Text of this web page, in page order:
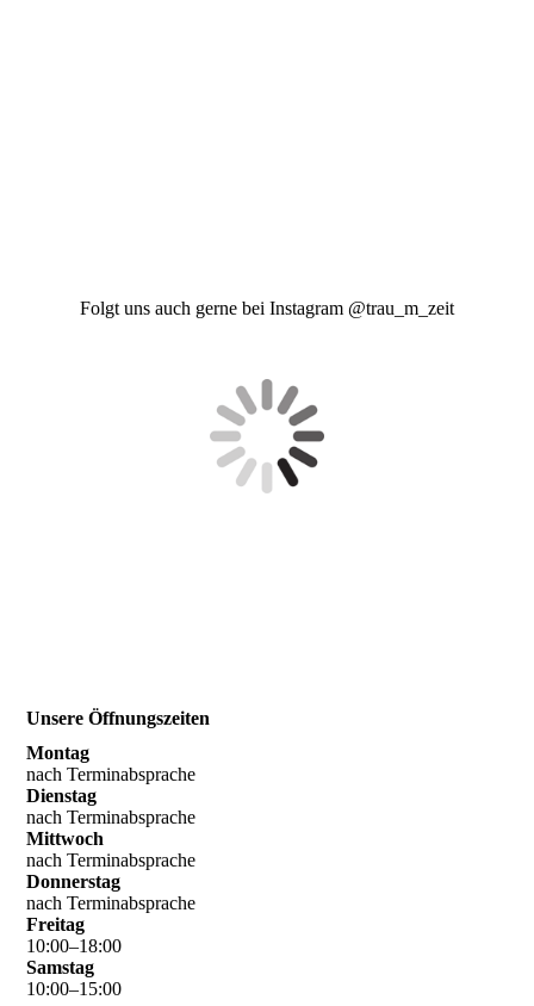
Folgt uns auch gerne bei Instagram @trau_m_zeit
Unsere Öffnungszeiten
Montag
nach Terminabsprache
Dienstag
nach Terminabsprache
Mittwoch
nach Terminabsprache
Donnerstag
nach Terminabsprache
Freitag
10:00–18:00
Samstag
10:00–15:00